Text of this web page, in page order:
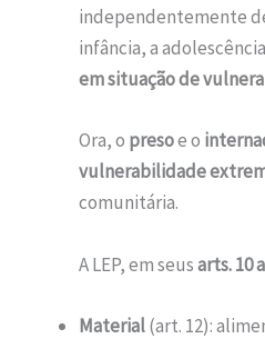
independentemente
infância, a
em situação de
Ora, o presoe o
vulnerabilidade
comunitária.
A LEP, em seusarts. 10
Material(art. 12):